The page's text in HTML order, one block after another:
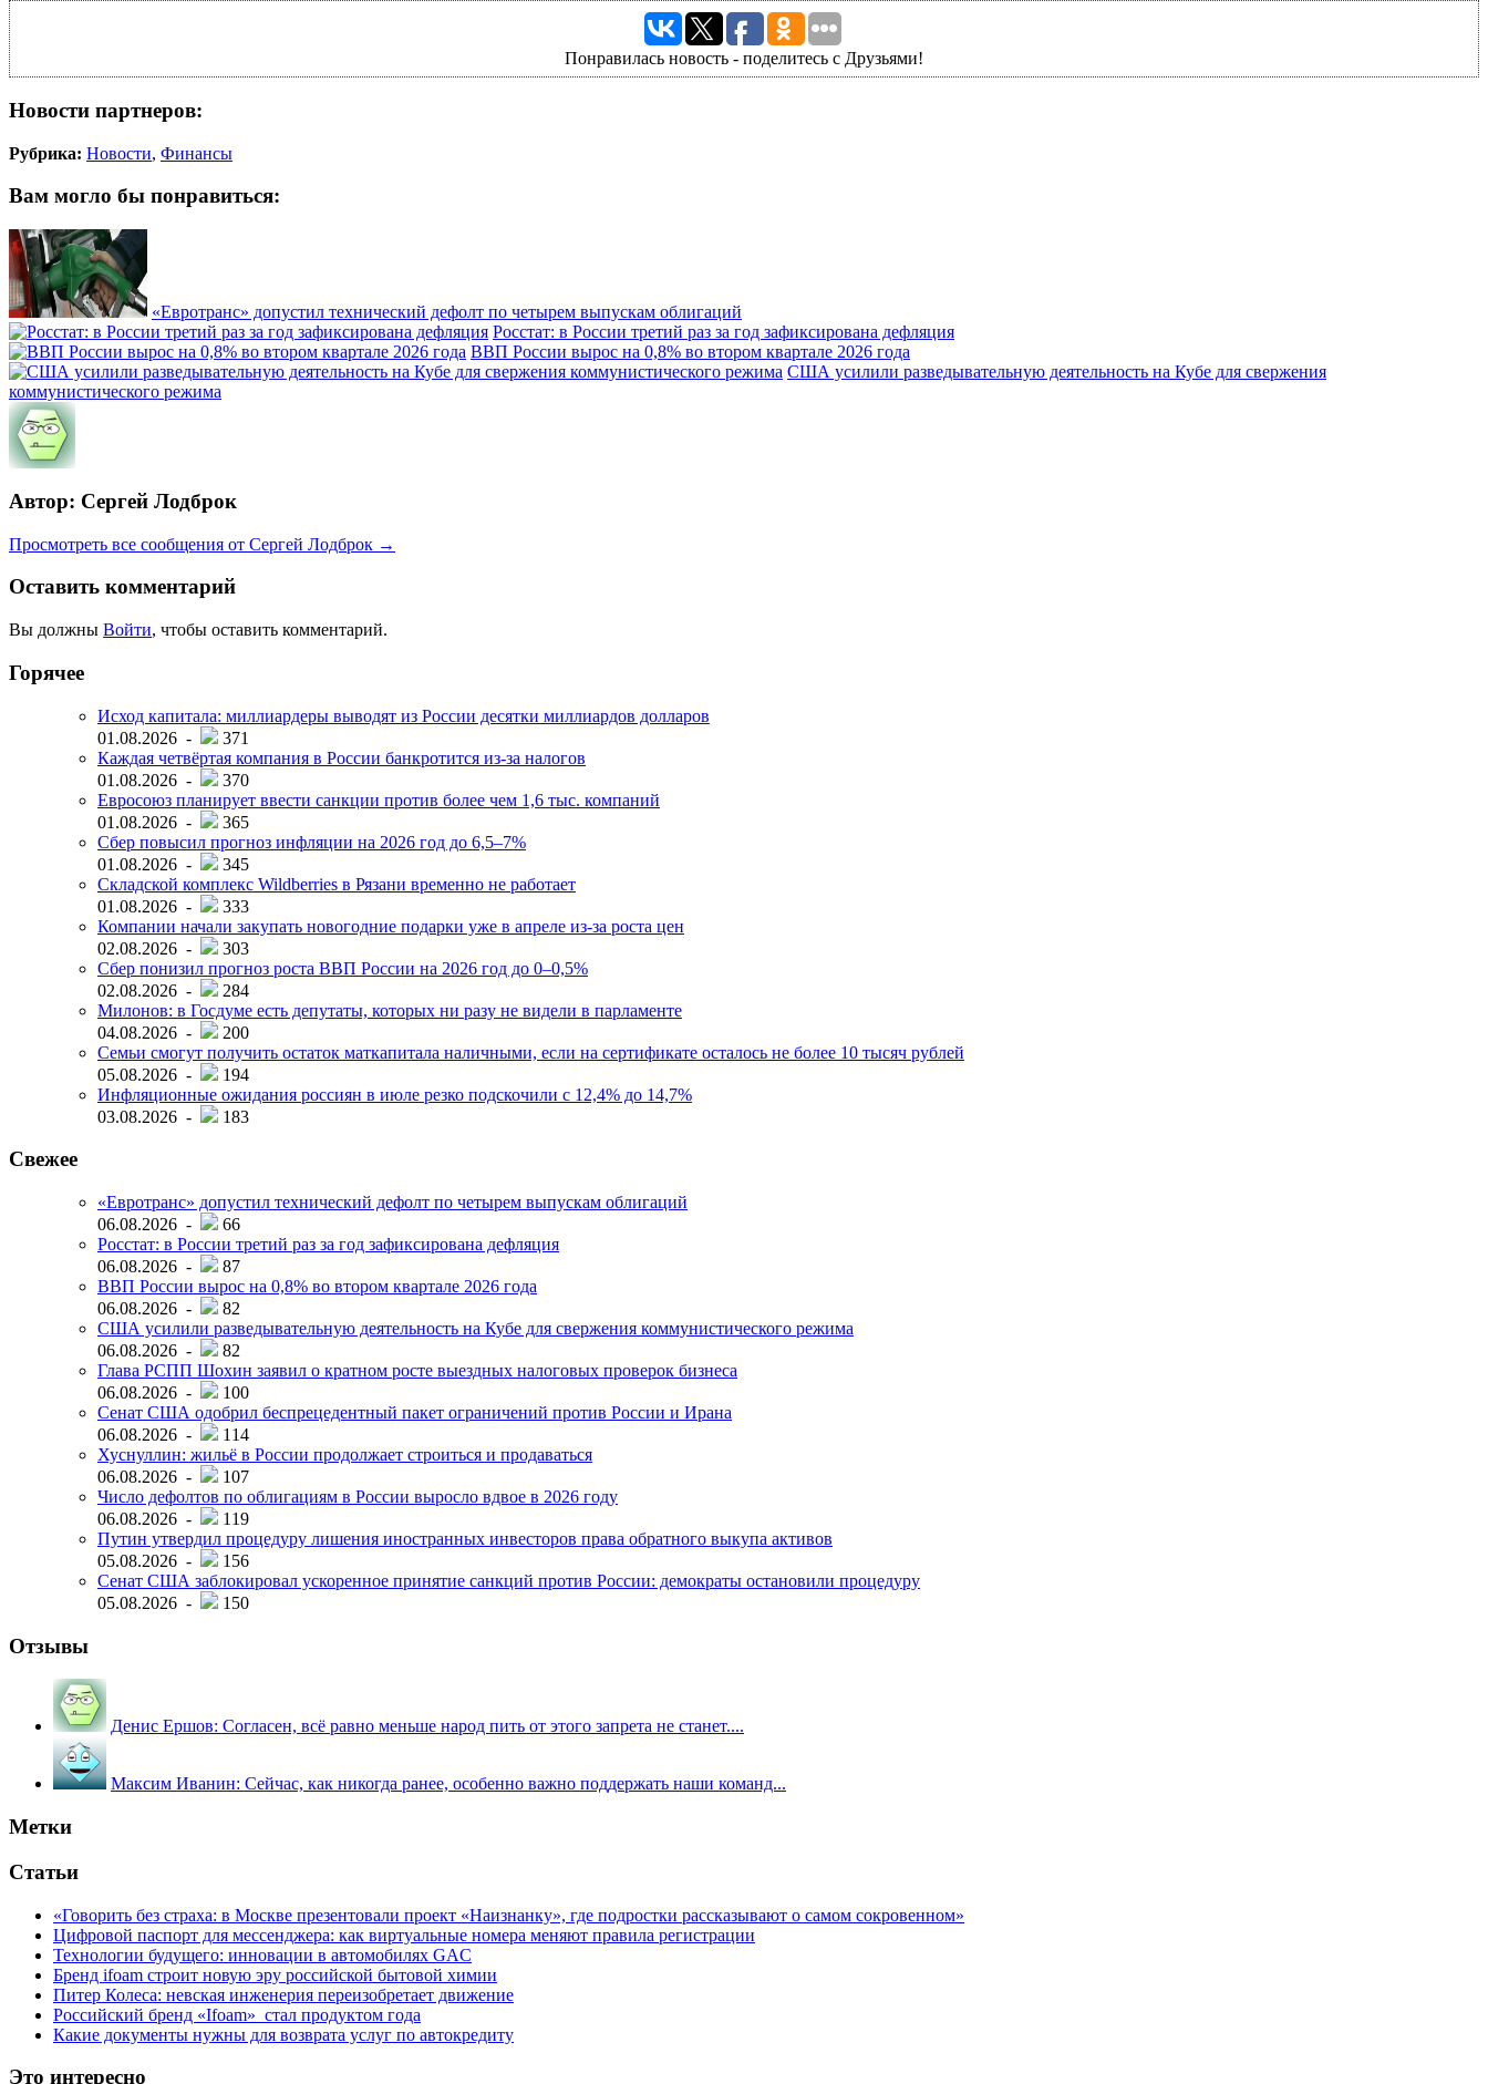
Понравилась новость - поделитесь с Друзьями!
Новости партнеров:
Рубрика: Новости, Финансы
Вам могло бы понравиться:
«Евротранс» допустил технический дефолт по четырем выпускам облигаций
Росстат: в России третий раз за год зафиксирована дефляция
ВВП России вырос на 0,8% во втором квартале 2026 года
США усилили разведывательную деятельность на Кубе для свержения
коммунистического режима
Автор: Сергей Лодброк
Просмотреть все сообщения от Сергей Лодброк →
Оставить комментарий
Вы должны Войти, чтобы оставить комментарий.
Горячее
Исход капитала: миллиардеры выводят из России десятки миллиардов долларов
01.08.2026 -
371
Каждая четвёртая компания в России банкротится из-за налогов
01.08.2026 -
370
Евросоюз планирует ввести санкции против более чем 1,6 тыс. компаний
01.08.2026 -
365
Сбер повысил прогноз инфляции на 2026 год до 6,5–7%
01.08.2026 -
345
Складской комплекс Wildberries в Рязани временно не работает
01.08.2026 -
333
Компании начали закупать новогодние подарки уже в апреле из-за роста цен
02.08.2026 -
303
Сбер понизил прогноз роста ВВП России на 2026 год до 0–0,5%
02.08.2026 -
284
Милонов: в Госдуме есть депутаты, которых ни разу не видели в парламенте
04.08.2026 -
200
Семьи смогут получить остаток маткапитала наличными, если на сертификате осталось не более 10 тысяч рублей
05.08.2026 -
194
Инфляционные ожидания россиян в июле резко подскочили с 12,4% до 14,7%
03.08.2026 -
183
Свежее
«Евротранс» допустил технический дефолт по четырем выпускам облигаций
06.08.2026 -
66
Росстат: в России третий раз за год зафиксирована дефляция
06.08.2026 -
87
ВВП России вырос на 0,8% во втором квартале 2026 года
06.08.2026 -
82
США усилили разведывательную деятельность на Кубе для свержения коммунистического режима
06.08.2026 -
82
Глава РСПП Шохин заявил о кратном росте выездных налоговых проверок бизнеса
06.08.2026 -
100
Сенат США одобрил беспрецедентный пакет ограничений против России и Ирана
06.08.2026 -
114
Хуснуллин: жильё в России продолжает строиться и продаваться
06.08.2026 -
107
Число дефолтов по облигациям в России выросло вдвое в 2026 году
06.08.2026 -
119
Путин утвердил процедуру лишения иностранных инвесторов права обратного выкупа активов
05.08.2026 -
156
Сенат США заблокировал ускоренное принятие санкций против России: демократы остановили процедуру
05.08.2026 -
150
Отзывы
Денис Ершов: Согласен, всё равно меньше народ пить от этого запрета не станет....
Максим Иванин: Сейчас, как никогда ранее, особенно важно поддержать наши команд...
Метки
Статьи
«Говорить без страха: в Москве презентовали проект «Наизнанку», где подростки рассказывают о самом сокровенном»
Цифровой паспорт для мессенджера: как виртуальные номера меняют правила регистрации
Технологии будущего: инновации в автомобилях GAC
Бренд ifoam строит новую эру российской бытовой химии
Питер Колеса: невская инженерия переизобретает движение
Российский бренд «Ifoam» стал продуктом года
Какие документы нужны для возврата услуг по автокредиту
Это интересно